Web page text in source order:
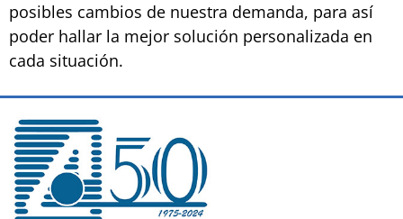
posibles cambios de nuestra demanda, para así
poder hallar la mejor solución personalizada en
cada situación.